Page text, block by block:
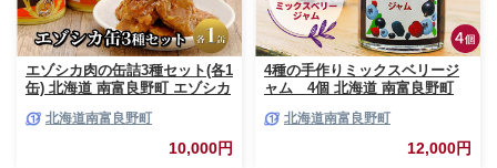
エゾシカ肉の缶詰3種セット(各1
缶) 北海道 南富良野町 エゾシカ
合せ ジビエ 加工品 北海道産 国
産 おつまみ おかず 高たんぱく
低脂肪 鉄分 カレー 味噌 食べや
北海道南富良野町
10,000円
4種の手作りミックスベリージ
ャム 4個 北海道 南富良野町
合せ ブルーベリー てんさい糖
酸味 甘味 香り 甘酸っぱい 美味
北海道南富良野町
12,000円